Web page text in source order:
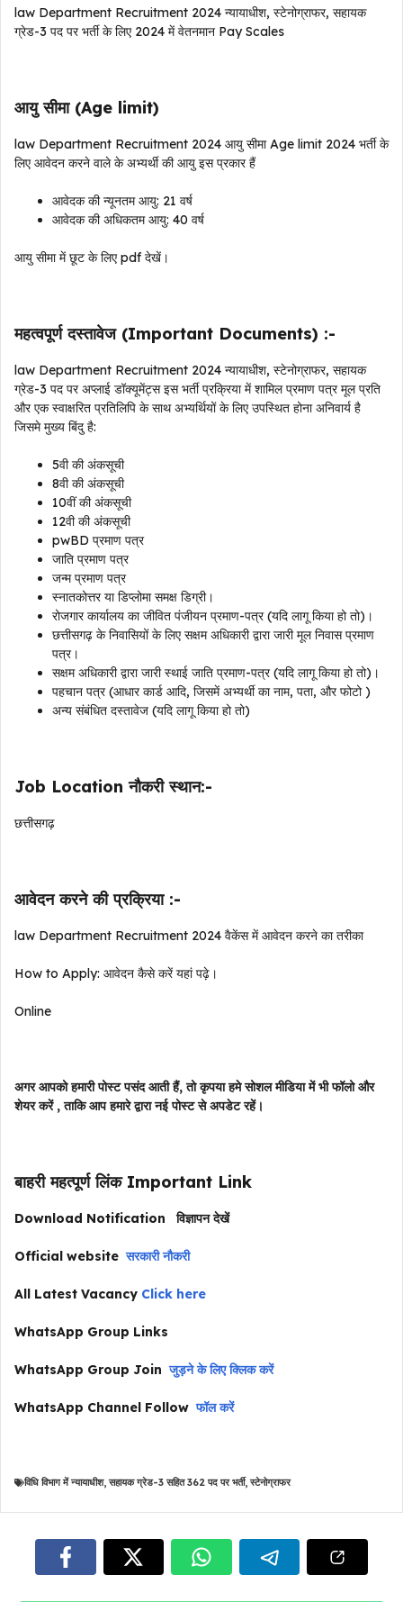
law Department Recruitment 2024 न्यायाधीश, स्टेनोग्राफर, सहायक
ग्रेड-3 पद पर भर्ती के लिए2024 में वेतनमान Pay Scales
आयु सीमा (Age limit)
law Department Recruitment 2024 आयु सीमा Age limit 2024 भर्ती के
लिए आवेदन करने वाले के अभ्यर्थी की आयु इस प्रकार हैं
आवेदक की न्यूनतम आयु: 21 वर्ष
आवेदक की अधिकतम आयु: 40 वर्ष
आयु सीमा में छूट के लिए pdf देखें।
महत्वपूर्ण दस्तावेज (Important Documents) :-
law Department Recruitment 2024 न्यायाधीश, स्टेनोग्राफर, सहायक
ग्रेड-3 पद परअप्लाई डॉक्यूमेंट्सइस भर्ती प्रक्रिया में शामिल प्रमाण पत्र मूल प्रति
और एक स्वाक्षरित प्रतिलिपि के साथ अभ्यर्थियों के लिए उपस्थित होना अनिवार्य है
जिसमे मुख्य बिंदु है:
5वी की अंकसूची
8वी की अंकसूची
10वीं की अंकसूची
12वी की अंकसूची
pwBD प्रमाण पत्र
जाति प्रमाण पत्र
जन्म प्रमाण पत्र
स्नातकोत्तर या डिप्लोमा समक्ष डिग्री।
रोजगार कार्यालय का जीवित पंजीयन प्रमाण-पत्र (यदि लागू किया हो तो)।
छत्तीसगढ़ के निवासियों के लिए सक्षम अधिकारी द्वारा जारी मूल निवास प्रमाण
पत्र।
सक्षम अधिकारी द्वारा जारी स्थाई जाति प्रमाण-पत्र (यदि लागू किया हो तो)।
पहचान पत्र (आधार कार्ड आदि, जिसमें अभ्यर्थी का नाम, पता, और फोटो )
अन्य संबंधित दस्तावेज (यदि लागू किया हो तो)
Job Location नौकरी स्थान:-
छत्तीसगढ़
आवेदन करने की प्रक्रिया :-
law Department Recruitment 2024 वैकेंस मेंआवेदन करने का तरीका
How to Apply: आवेदन कैसे करें यहां पढ़े।
Online
अगर आपको हमारी पोस्ट पसंद आती हैं, तो कृपया हमे सोशल मीडिया में भी फॉलो और
शेयर करें , ताकि आप हमारे द्वारा नई पोस्ट से अपडेट रहें।
बाहरी महत्पूर्ण लिंक Important Link
Download Notificationविज्ञापन देखें
Official websiteसरकारी नौकरी
All Latest Vacancy Click here
WhatsApp Group Links
WhatsApp Group Joinजुड़ने के लिए क्लिक करें
WhatsApp Channel Followफॉल करें
विधि विभाग में न्यायाधीश, सहायक ग्रेड-3 सहित 362 पद पर भर्ती, स्टेनोग्राफर